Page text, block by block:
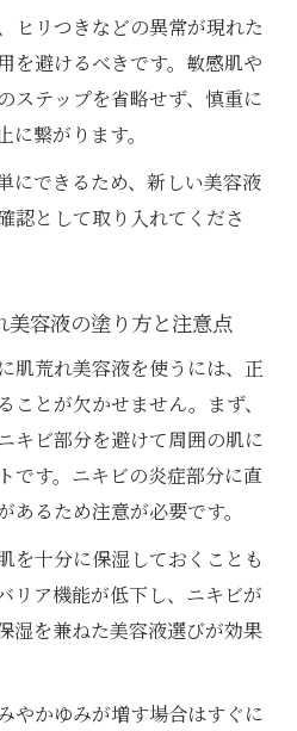
ヒリつきなどの異常が現れた
を避けるべきです。敏感肌や
ステップを省略せず、慎重に
繋がります。
にできるため、新しい美容液
認として取り入れてくださ
容液の塗り方と注意点
肌荒れ美容液を使うには、正
ことが欠かせません。まず、
キビ部分を避けて周囲の肌に
です。ニキビの炎症部分に直
るため注意が必要です。
を十分に保湿しておくことも
リア機能が低下し、ニキビが
湿を兼ねた美容液選びが効果
やかゆみが増す場合はすぐに